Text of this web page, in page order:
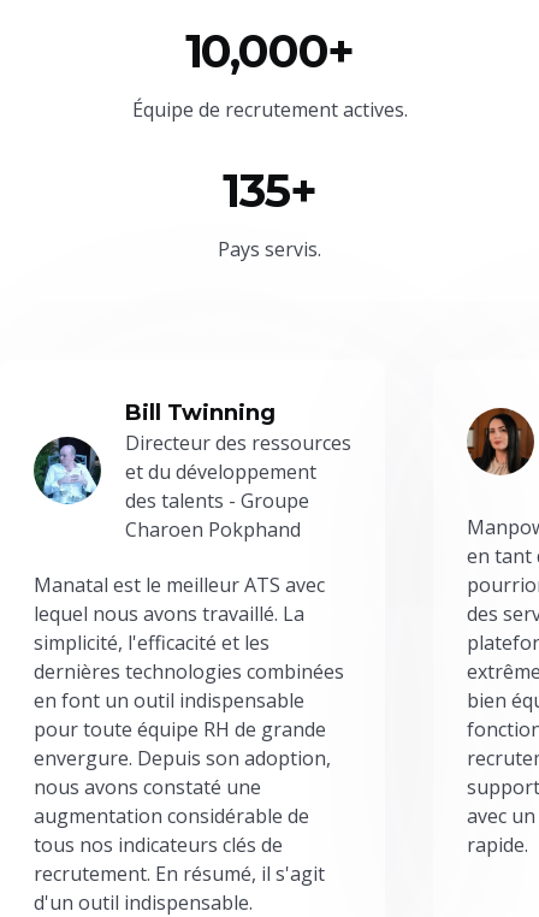
10,000+
Équipe de recrutement actives.
135+
Pays servis.
Bill Twinning
Directeur des ressources
et du développement
des talents - Groupe
Charoen Pokphand
Manatal est le meilleur ATS avec
lequel nous avons travaillé. La
simplicité, l'efficacité et les
dernières technologies combinées
en font un outil indispensable
pour toute équipe RH de grande
envergure. Depuis son adoption,
nous avons constaté une
augmentation considérable de
tous nos indicateurs clés de
recrutement. En résumé, il s'agit
d'un outil indispensable.
en tant
des
bien
avec
rapide.